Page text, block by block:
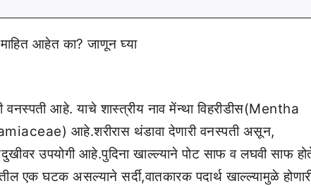
वनस्पती आहे. याचे शास्त्रीय नाव मेंन्था विहरीडीस(Mentha
आहे.शरीरास थंडावा देणारी वनस्पती असून,
उपयोगी आहे.पुदिना खाल्ल्याने पोट साफ व लघवी साफ
एक घटक असल्याने सर्दी,वातकारक पदार्थ खाल्ल्यामुळे